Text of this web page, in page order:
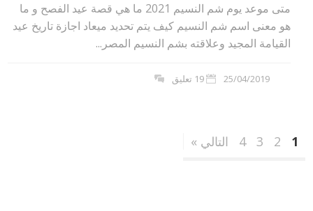
متى موعد يوم شم النسيم 2021 ما هي قصة عيد الفصح و ما
هو معنى اسم شم النسيم كيف يتم تحديد ميعاد اجازة تاريخ عيد
القيامة المجيد وعلاقته بشم النسيم المصر...
25/04/2019 19 تعليق
1
2
3
4 التالي »